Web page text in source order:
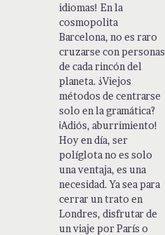
idiomas! En la
cosmopolita
Barcelona, no es raro
cruzarse con personas
de cada rincón del
planeta. ¿Viejos
métodos de centrarse
solo en la gramática?
¡Adiós, aburrimiento!
Hoy en día, ser
políglota no es solo
una ventaja, es una
necesidad. Ya sea para
cerrar un trato en
Londres, disfrutar de
un viaje por París o